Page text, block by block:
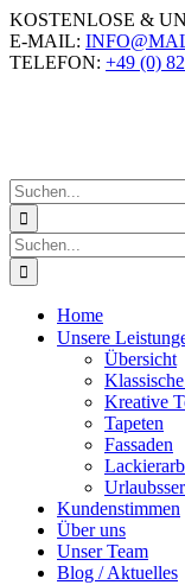
Zum
Inhalt
springen
KOSTENLOSE &
E-MAIL:
TELEFON: +49 (0)
Suche
nach:
Suche
nach:
Home
Unsere
Übersicht
Kreative
Tapeten
Fassaden
Kundenstimmen
Über uns
Unser Team
Blog / Aktuelles